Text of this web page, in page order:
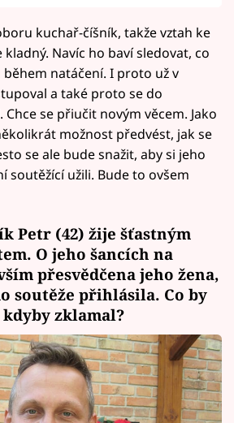
kuchař-číšník, takže vztah ke
Navíc ho baví sledovat, co
natáčení. I proto už v
a také proto se do
se přiučit novým věcem. Jako
možnost předvést, jak se
se ale bude snažit, aby si jeho
soutěžící užili. Bude to ovšem
Petr (42) žije šťastným
O jeho šancích na
přesvědčena jeho žena,
soutěže přihlásila. Co by
kdyby zklamal?